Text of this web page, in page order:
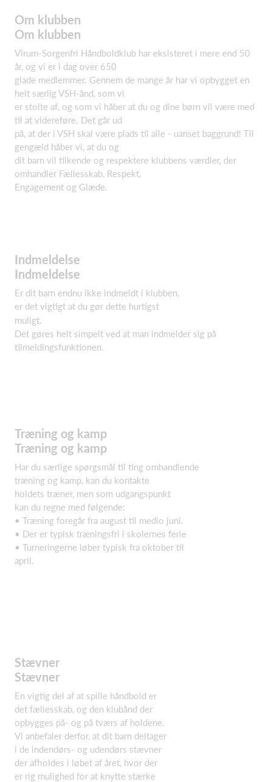
Om klubben
Om klubben
Virum-Sorgenfri Håndboldklub har eksisteret i mere end 50
år, og vi er i dag over 650
glade medlemmer. Gennem de mange år har vi opbygget en
helt særlig VSH-ånd, som vi
er stolte af, og som vi håber at du og dine børn vil være med
til at videreføre. Det går ud
på, at der i VSH skal være plads til alle - uanset baggrund! Til
gengæld håber vi, at du og
dit barn vil tilkende og respektere klubbens værdier, der
omhandler Fællesskab, Respekt,
Engagement og Glæde.
Indmeldelse
Indmeldelse
Er dit barn endnu ikke indmeldt i klubben,
er det vigtigt at du gør dette hurtigst
muligt.
Det gøres helt simpelt ved at man indmelder sig på
tilmeldingsfunktionen.
Træning og kamp
Træning og kamp
Har du særlige spørgsmål til ting omhandlende
træning og kamp, kan du kontakte
holdets træner, men som udgangspunkt
kan du regne med følgende:
• Træning foregår fra august til medio juni.
• Der er typisk træningsfri i skolernes ferie
• Turneringerne løber typisk fra oktober til
april.
Stævner
Stævner
En vigtig del af at spille håndbold er
det fællesskab, og den klubånd der
opbygges på- og på tværs af holdene.
Vi anbefaler derfor, at dit barn deltager
i de indendørs- og udendørs stævner
der afholdes i løbet af året, hvor der
er rig mulighed for at knytte stærke